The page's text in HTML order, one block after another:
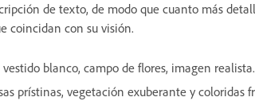
de texto, de modo que cuanto más
coincidan con su visión.
blanco, campo de flores, imagen realista.
prístinas, vegetación exuberante y coloridas